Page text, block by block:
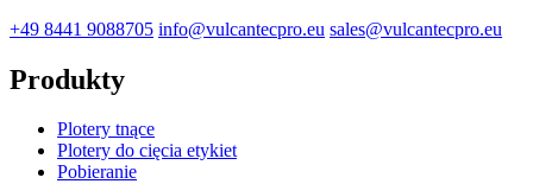
+49 8441 9088705 info@vulcantecpro.eu sales@vulcantecpro.eu
Produkty
Plotery tnące
Plotery do cięcia etykiet
Pobieranie